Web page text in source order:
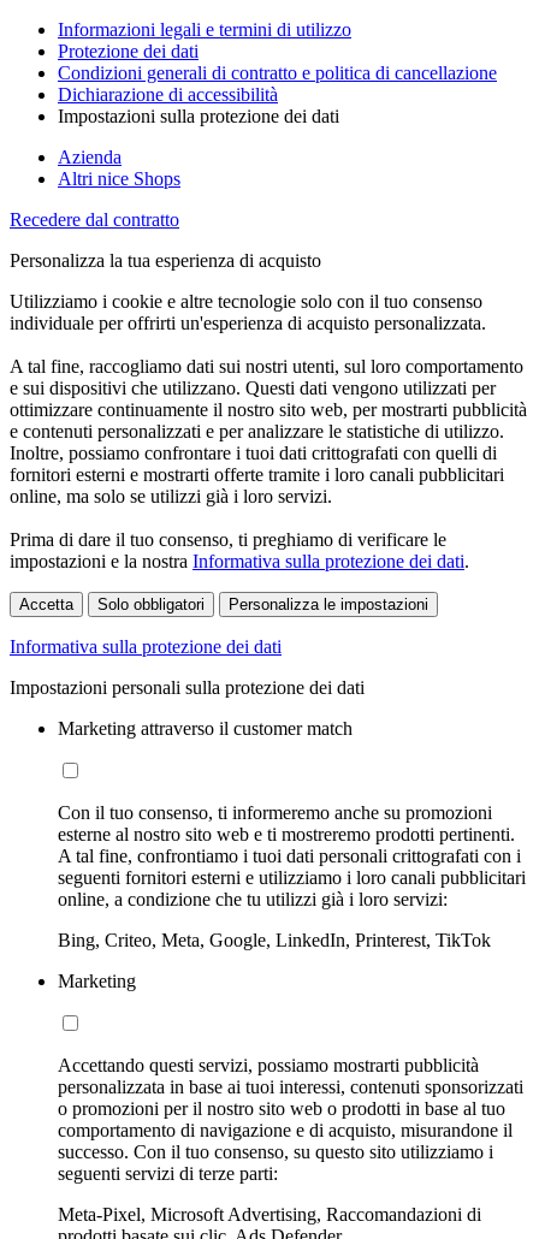
Informazioni legali e termini di utilizzo
Protezione dei dati
Condizioni generali di contratto e politica di cancellazione
Dichiarazione di accessibilità
Impostazioni sulla protezione dei dati
Azienda
Altri nice Shops
Recedere dal contratto
Personalizza la tua esperienza di acquisto
Utilizziamo i cookie e altre tecnologie solo con il tuo consenso
individuale per offrirti un'esperienza di acquisto personalizzata.
A tal fine, raccogliamo dati sui nostri utenti, sul loro comportamento
e sui dispositivi che utilizzano. Questi dati vengono utilizzati per
ottimizzare continuamente il nostro sito web, per mostrarti pubblicità
e contenuti personalizzati e per analizzare le statistiche di utilizzo.
Inoltre, possiamo confrontare i tuoi dati crittografati con quelli di
fornitori esterni e mostrarti offerte tramite i loro canali pubblicitari
online, ma solo se utilizzi già i loro servizi.
Prima di dare il tuo consenso, ti preghiamo di verificare le
impostazioni e la nostra Informativa sulla protezione dei dati.
Accetta Solo obbligatori Personalizza le impostazioni
Informativa sulla protezione dei dati
Impostazioni personali sulla protezione dei dati
Marketing attraverso il customer match
Con il tuo consenso, ti informeremo anche su promozioni
esterne al nostro sito web e ti mostreremo prodotti pertinenti.
A tal fine, confrontiamo i tuoi dati personali crittografati con i
seguenti fornitori esterni e utilizziamo i loro canali pubblicitari
online, a condizione che tu utilizzi già i loro servizi:
Bing, Criteo, Meta, Google, LinkedIn, Printerest, TikTok
Marketing
Accettando questi servizi, possiamo mostrarti pubblicità
personalizzata in base ai tuoi interessi, contenuti sponsorizzati
o promozioni per il nostro sito web o prodotti in base al tuo
comportamento di navigazione e di acquisto, misurandone il
successo. Con il tuo consenso, su questo sito utilizziamo i
seguenti servizi di terze parti:
Meta-Pixel, Microsoft Advertising, Raccomandazioni di